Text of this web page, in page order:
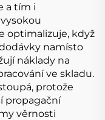
a tím i
optimalizuje, když
namísto
náklady na
ve skladu.
protože
propagační
věrnosti